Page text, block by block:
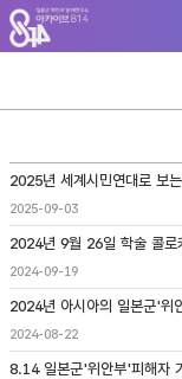
주
메
뉴
가
본
문
바
기
하
단
바
기
2025년 세계시민연대로 보
2025-09-03
2024년 9월 26일 학술 콜로
2024-09-19
2024년 아시아의 일본군'위
2024-08-22
8.14 일본군'위안부'피해자